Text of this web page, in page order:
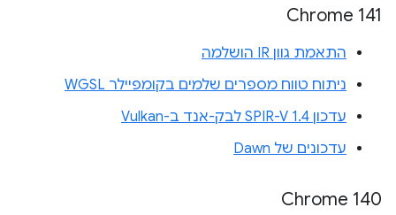
Chrome 141
התאמת גוון IR הושלמה
ניתוח טווח מספרים שלמים בקומפיילר WGSL
עדכון SPIR-V 1.4 לבק-אנד ב-Vulkan
עדכונים של Dawn
Chrome 140